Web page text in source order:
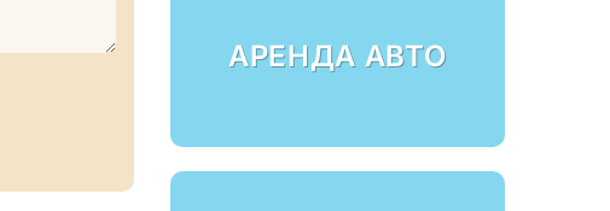
АРЕНДА АВТО